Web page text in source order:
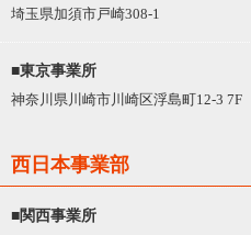
埼玉県加須市戸崎308-1
■東京事業所
神奈川県川崎市川崎区浮島町12-3 7F
西日本事業部
■関西事業所